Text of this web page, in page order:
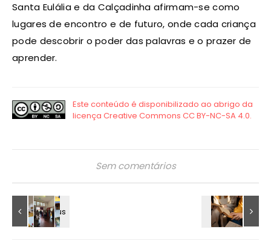
Santa Eulália e da Calçadinha afirmam-se como
lugares de encontro e de futuro, onde cada criança
pode descobrir o poder das palavras e o prazer de
aprender.
Sem comentários